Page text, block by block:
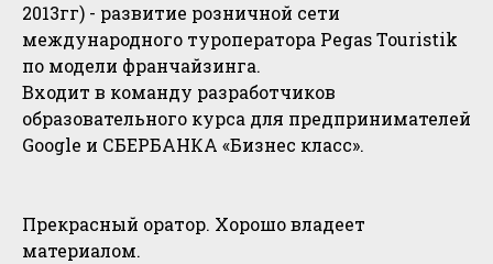
2013гг) - развитие розничной сети
международного туроператора Pegas Touristik
по модели франчайзинга.
Входит в команду разработчиков
образовательного курса для предпринимателей
Google и СБЕРБАНКА «Бизнес класс».
Прекрасный оратор. Хорошо владеет
материалом.